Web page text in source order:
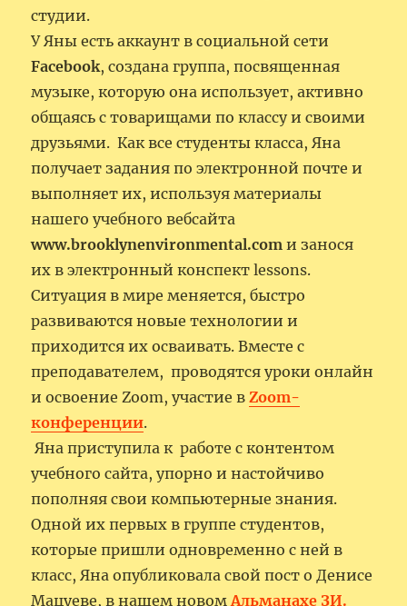
студии.
У Яны есть аккаунт в социальной сети
Facebook, создана группа, посвященная
музыке, которую она использует, активно
общаясь с товарищами по классу и своими
друзьями. Как все студенты класса, Яна
получает задания по электронной почте и
выполняет их, используя материалы
нашего учебного вебсайта
www.brooklynenvironmental.comи занося
их в электронный конспект lessons.
Ситуация в мире меняется, быстро
развиваются новые технологии и
приходится их осваивать. Вместе с
преподавателем, проводятся уроки онлайн
и освоение Zoom, участие вZoom-
конференции.
Яна приступила к работе с контентом
учебного сайта, упорно и настойчиво
пополняя свои компьютерные знания.
Одной их первых в группе студентов,
которые пришли одновременно с ней в
класс, Яна опубликовала свой пост о Денисе
Мацуеве, в нашем новомАльманахе ЗИ.